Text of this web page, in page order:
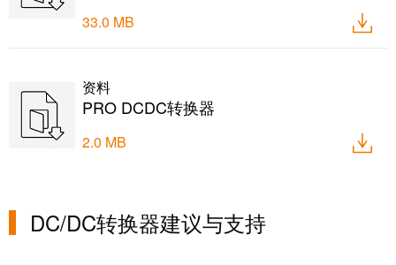
术。
魏德
米勒
产
品。
33.0 MB
资料
PRO DCDC转换器
2.0 MB
DC/DC转换器建议与支持